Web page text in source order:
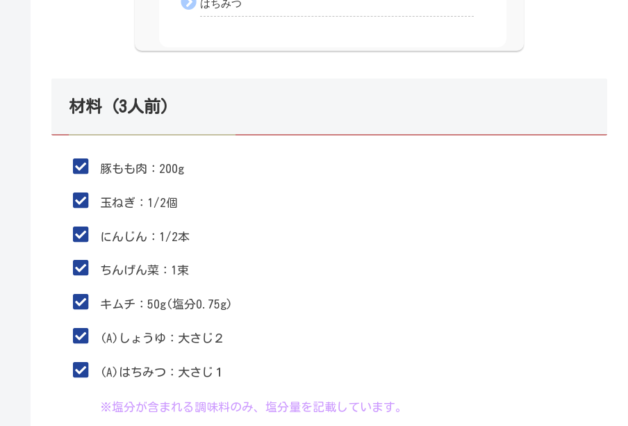
はちみつ
材料（3人前）
豚もも肉：200g
玉ねぎ：1/2個
にんじん：1/2本
ちんげん菜：1束
キムチ：50g(塩分0.75g)
(A)しょうゆ：大さじ２
(A)はちみつ：大さじ１
※塩分が含まれる調味料のみ、塩分量を記載しています。